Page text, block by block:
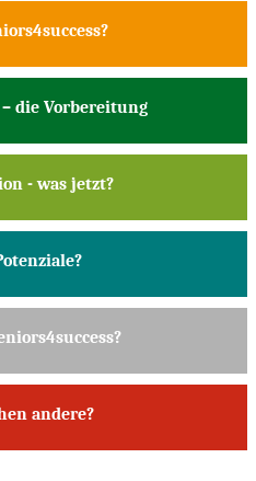
die Vorbereitung
- was jetzt?
andere?